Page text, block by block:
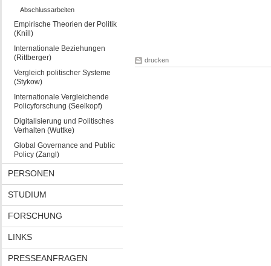
Abschlussarbeiten
Empirische Theorien der Politik
(Knill)
Internationale Beziehungen
(Rittberger)
Vergleich politischer Systeme
(Stykow)
Internationale Vergleichende
Policyforschung (Seelkopf)
Digitalisierung und Politisches
Verhalten (Wuttke)
Global Governance and Public
Policy (Zangl)
PERSONEN
STUDIUM
FORSCHUNG
LINKS
PRESSEANFRAGEN
drucken